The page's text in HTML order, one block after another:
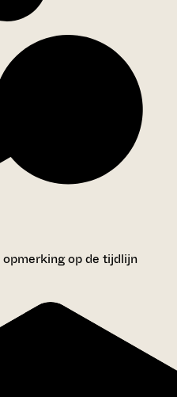
op de tijdlijn